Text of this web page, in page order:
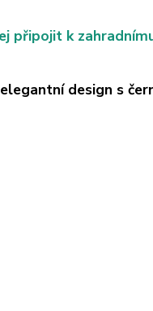
připojit k
elegantní design s